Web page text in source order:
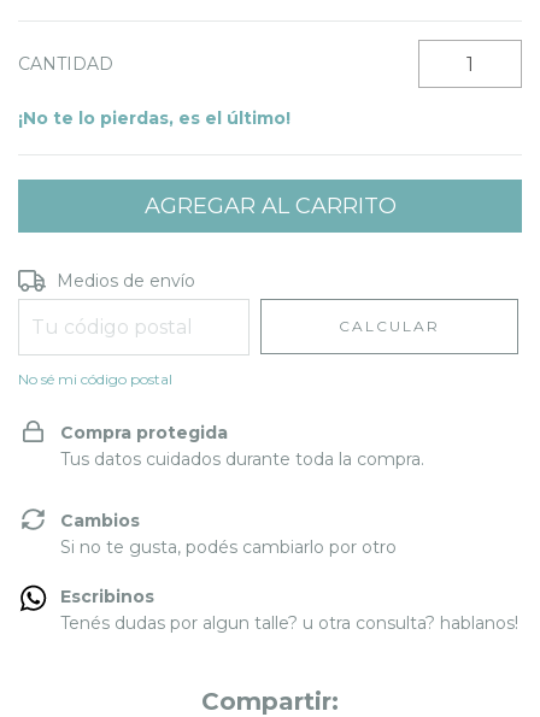
CANTIDAD
¡No te lo pierdas, es el último!
Entregas para el CP:
Medios de envío
CALCULAR
No sé mi código postal
Compra protegida
Tus datos cuidados durante toda la compra.
Cambios
Si no te gusta, podés cambiarlo por otro
Escribinos
Tenés dudas por algun talle? u otra consulta? hablanos!
Compartir: